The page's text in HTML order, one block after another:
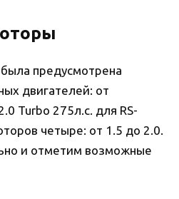
предусмотрена
двигателей: от
Turbo 275л.с. для RS-
четыре: от 1.5 до 2.0.
и отметим возможные